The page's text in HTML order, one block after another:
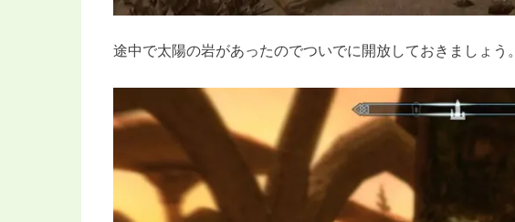
途中で太陽の岩があったのでついでに開放しておきましょう。